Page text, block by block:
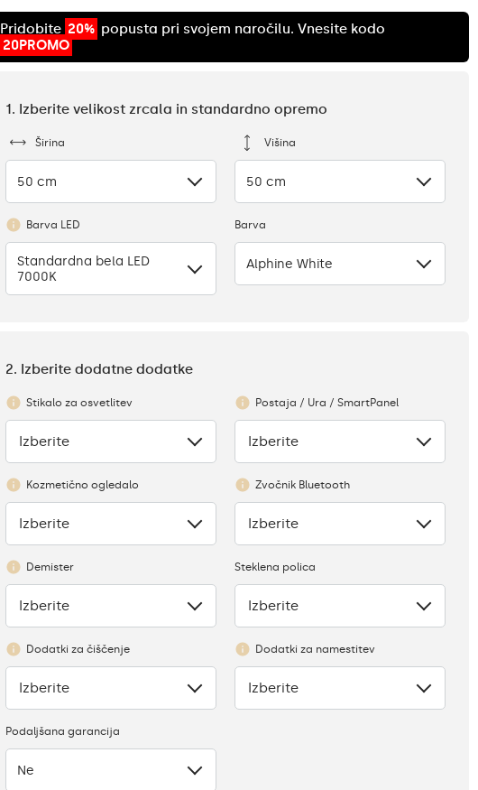
Pridobite 20% popusta pri svojem naročilu. Vnesite kodo
20PROMO
1. Izberite velikost zrcala in standardno opremo
Širina
50 cm
Višina
50 cm
Barva LED
Standardna bela LED
7000K
Barva
Alphine White
2. Izberite dodatne dodatke
Stikalo za osvetlitev
Ni
Izberite
Postaja / Ura / SmartPanel
Ni
Izberite
Kozmetično ogledalo
Ni
Izberite
Zvočnik Bluetooth
Ni
Izberite
Demister
Ni
Izberite
Steklena polica
Pomanjkanje
Izberite
Dodatki za čiščenje
Ni
Izberite
Dodatki za namestitev
Ni
Izberite
Podaljšana garancija
Ne